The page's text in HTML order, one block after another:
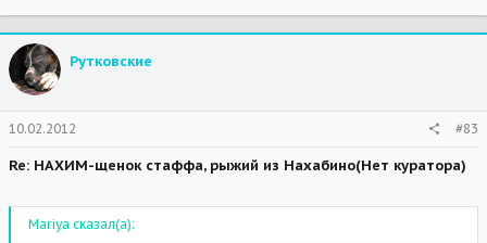
Рутковские
10.02.2012 #83
Re: НАХИМ-щенок стаффа, рыжий из Нахабино(Нет куратора)
Mariya сказал(а):